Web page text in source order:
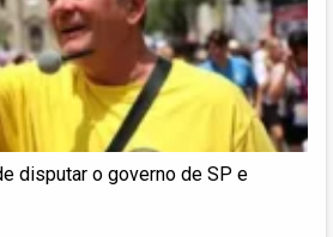
disputar o governo de SP e